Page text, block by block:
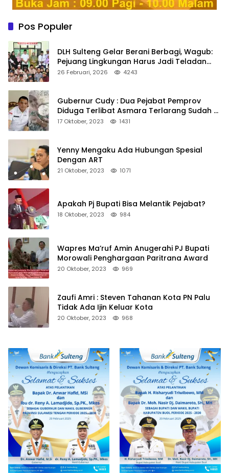
Pos Populer
DLH Sulteng Gelar Berani Berbagi, Wagub:
Pejuang Lingkungan Harus Jadi Teladan
Kepedulian
26 Februari, 2026 4243
Gubernur Cudy : Dua Pejabat Pemprov
Diduga Terlibat Asmara Terlarang Sudah di
Non Job
17 Oktober, 2023 1431
Yenny Mengaku Ada Hubungan Spesial
Dengan ART
21 Oktober, 2023 1071
Apakah Pj Bupati Bisa Melantik Pejabat?
18 Oktober, 2023 984
Wapres Ma’ruf Amin Anugerahi PJ Bupati
Morowali Penghargaan Paritrana Award
20 Oktober, 2023 969
Zaufi Amri : Steven Tahanan Kota PN Palu
Tidak Ada Ijin Keluar Kota
20 Oktober, 2023 968